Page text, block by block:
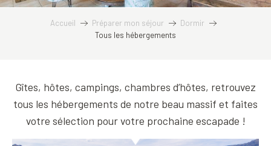
Accueil Préparer mon séjour
Dormir
Tous les hébergements
Gîtes, hôtes, campings, chambres d’hôtes, retrouvez
tous les hébergements de notre beau massif et faites
votre sélection pour votre prochaine escapade !